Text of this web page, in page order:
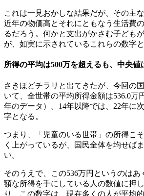
これは一見おかしな結果だが、その主
近年の物価高とそれにともなう生活費
るだろう。何かと支出がかさむ子ども
が、如実に示されているこれらの数字と
所得の平均は500万を超えるも、中央値
さきほどチラリと出てきたが、今回の
いて、全世帯の平均所得金額は536.0万
年のデータ）。14年以降では、22年に
字となる。
つまり、「児童のいる世帯」の所得こ
く上がっているが、国民全体を均せば
い。
そのうえで、この536万円というのはあ
額な所得を手にしている人の数値に押
り、この数字は、現在多くの人が平均